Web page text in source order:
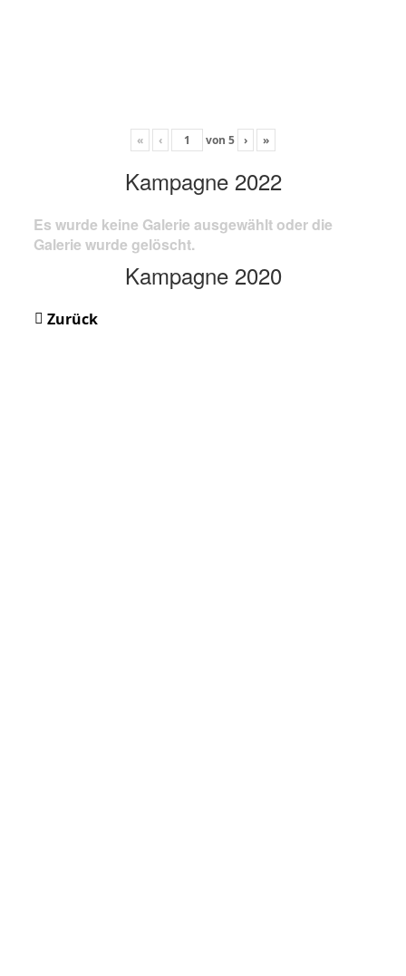
« ‹ von 5 › »
Kampagne 2022
Es wurde keine Galerie ausgewählt oder die
Galerie wurde gelöscht.
Kampagne 2020
Zurück